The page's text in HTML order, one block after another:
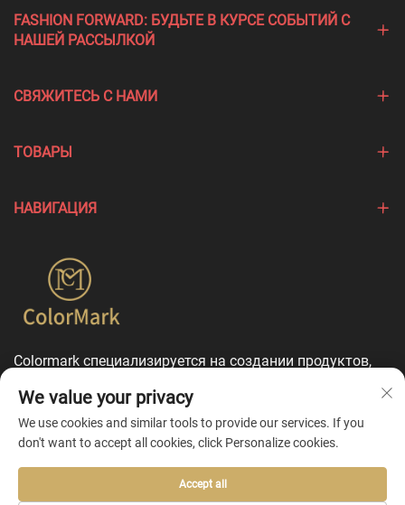
FASHION FORWARD: БУДЬТЕ В КУРСЕ СОБЫТИЙ С
НАШЕЙ РАССЫЛКОЙ
СВЯЖИТЕСЬ С НАМИ
ТОВАРЫ
НАВИГАЦИЯ
Colormark специализируется на создании продуктов,
брендов, и предлагает комплексные услуги по
индивидуальной настройке.
We value your privacy
We use cookies and similar tools to provide our services. If you
don't want to accept all cookies, click Personalize cookies.
Accept all